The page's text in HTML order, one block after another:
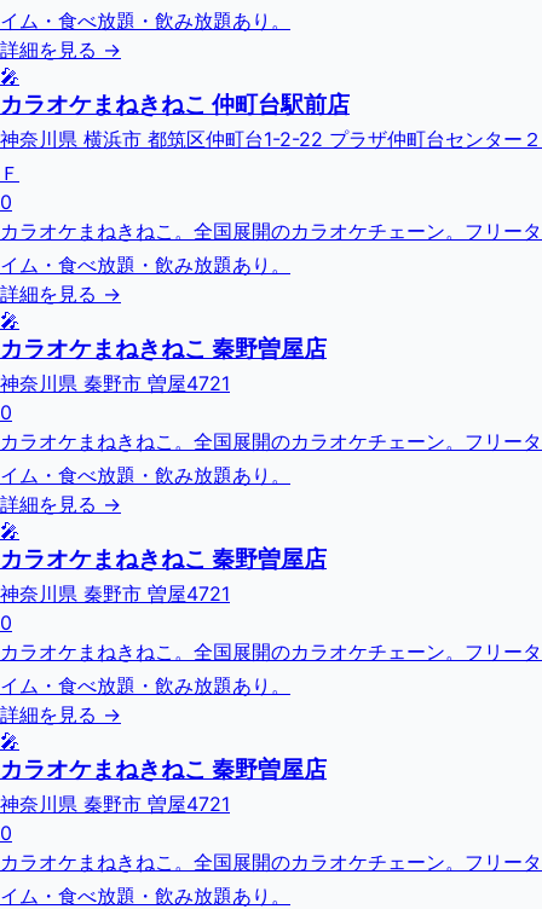
イム・食べ放題・飲み放題あり。
詳細を見る →
🎤
カラオケまねきねこ 仲町台駅前店
神奈川県 横浜市 都筑区仲町台1-2-22 プラザ仲町台センター２
Ｆ
0
カラオケまねきねこ。全国展開のカラオケチェーン。フリータ
イム・食べ放題・飲み放題あり。
詳細を見る →
🎤
カラオケまねきねこ 秦野曽屋店
神奈川県 秦野市 曽屋4721
0
カラオケまねきねこ。全国展開のカラオケチェーン。フリータ
イム・食べ放題・飲み放題あり。
詳細を見る →
🎤
カラオケまねきねこ 秦野曽屋店
神奈川県 秦野市 曽屋4721
0
カラオケまねきねこ。全国展開のカラオケチェーン。フリータ
イム・食べ放題・飲み放題あり。
詳細を見る →
🎤
カラオケまねきねこ 秦野曽屋店
神奈川県 秦野市 曽屋4721
0
カラオケまねきねこ。全国展開のカラオケチェーン。フリータ
イム・食べ放題・飲み放題あり。